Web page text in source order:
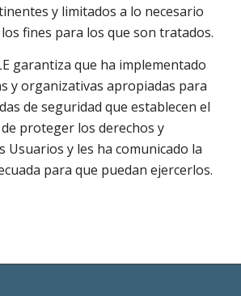
y limitados a lo necesario
fines para los que son tratados.
garantiza que ha implementado
y organizativas apropiadas para
de seguridad que establecen el
de proteger los derechos y
Usuarios y les ha comunicado la
para que puedan ejercerlos.